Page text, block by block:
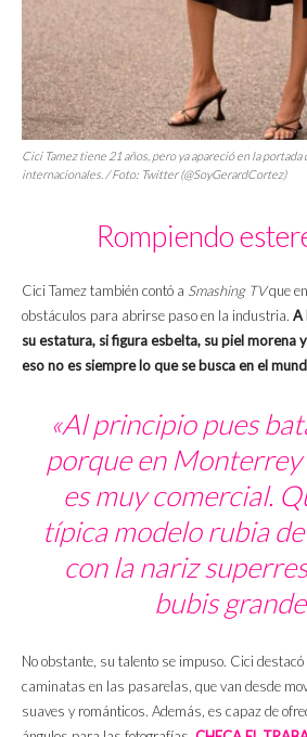
Cici Tamez tiene 21 años, pero ya apareció en la portada
internacionales. / Foto: Twitter (@SoyGerardCortez)
Rompiendo
Cici Tamez también contó a Smashing TVque
obstáculos para abrirse paso en la industria. A
su estatura, si figura esbelta, su piel morena
eso no es siempre lo que se busca en el
«Al principio pues
porque en Monterrey
es muy comercial.
típica modelo rubia
con la nariz
bubis
No obstante, su talento se impuso. Cici
caminatas en las pasarelas, que van desde
suaves y románticos. Además, es capaz de